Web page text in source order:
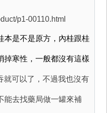
p1-00110.html
本是不是原方，內桂跟桂
掉寒性，一般都沒有這樣
就可以了，不過我也沒有
能去找藥局做一罐來補